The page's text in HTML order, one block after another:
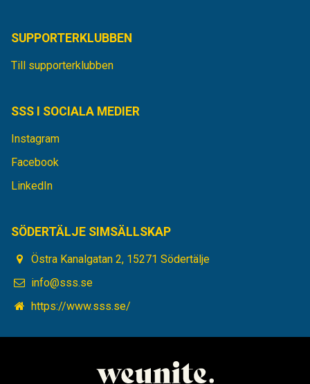
SUPPORTERKLUBBEN
Till supporterklubben
SSS I SOCIALA MEDIER
Instagram
Facebook
LinkedIn
SÖDERTÄLJE SIMSÄLLSKAP
Östra Kanalgatan 2, 15271 Södertälje
info@sss.se
https://www.sss.se/